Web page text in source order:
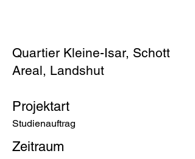
Quartier Kleine-Isar, Schott
Areal, Landshut
Projektart
Studienauftrag
Zeitraum